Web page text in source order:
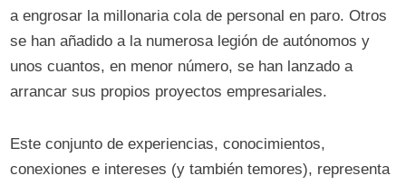
a engrosar la millonaria cola de personal en paro. Otros
se han añadido a la numerosa legión de autónomos y
unos cuantos, en menor número, se han lanzado a
arrancar sus propios proyectos empresariales.
Este conjunto de experiencias, conocimientos,
conexiones e intereses (y también temores), representa